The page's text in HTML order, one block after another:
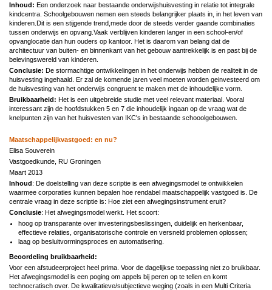
Inhoud: Een onderzoek naar bestaande onderwijshuisvesting in relatie tot integrale
kindcentra. Schoolgebouwen nemen een steeds belangrijker plaats in, in het leven van
kinderen.Dit is een stijgende trend,mede door de steeds verder gaande combinaties
tussen onderwijs en opvang.Vaak verblijven kinderen langer in een school-en/of
opvanglocatie dan hun ouders op kantoor. Het is daarom van belang dat de
architectuur van buiten- en binnenkant van het gebouw aantrekkelijk is en past bij de
belevingswereld van kinderen.
Conclusie: De stormachtige ontwikkelingen in het onderwijs hebben de realiteit in de
huisvesting ingehaald. Er zal de komende jaren veel moeten worden geinvesteerd om
de huisvesting van het onderwijs congruent te maken met de inhoudelijke vorm.
Bruikbaarheid: Het is een uitgebreide studie met veel relevant materiaal. Vooral
interessant zijn de hoofdstukken 5 en 7 die inhoudelijk ingaan op de vraag wat de
knelpunten zijn van het huisvesten van IKC's in bestaande schooolgebouwen.
Maatschappelijkvastgoed: en nu?
Elisa Souverein
Vastgoedkunde, RU Groningen
Maart 2013
Inhoud: De doelstelling van deze scriptie is een afwegingsmodel te ontwikkelen
waarmee corporaties kunnen bepalen hoe rendabel maatschappelijk vastgoed is. De
centrale vraag in deze scriptie is: Hoe ziet een afwegingsinstrument eruit?
Conclusie: Het afwegingsmodel werkt. Het scoort:
hoog op transparante over investeringsbeslissingen, duidelijk en herkenbaar,
effectieve relaties, organisatorische controle en versneld problemen oplossen;
laag op besluitvormingsproces en automatisering.
Beoordeling bruikbaarheid:
Voor een afstudeerproject heel prima. Voor de dagelijkse toepassing niet zo bruikbaar.
Het afwegingsmodel is een poging om appels bij peren op te tellen en komt
technocratisch over. De kwalitatieve/subjectieve weging (zoals in een Multi Criteria